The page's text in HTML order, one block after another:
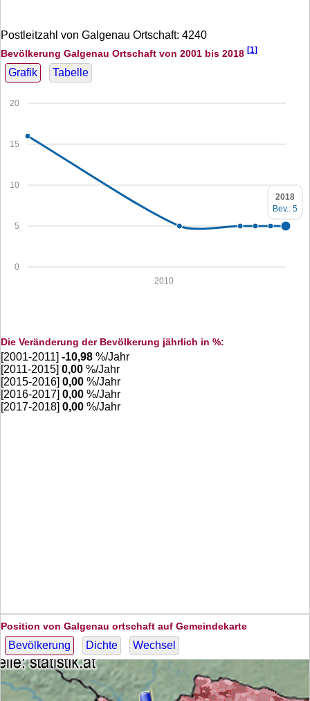
Postleitzahl von Galgenau Ortschaft: 4240
Bevölkerung Galgenau Ortschaft von 2001 bis 2018 [1]
Grafik Tabelle
0
5
10
15
20
2010
2018
Bev.: 5
Die Veränderung der Bevölkerung jährlich in %:
[2001-2011] -10,98 %/Jahr
[2011-2015] 0,00 %/Jahr
[2015-2016] 0,00 %/Jahr
[2016-2017] 0,00 %/Jahr
[2017-2018] 0,00 %/Jahr
Position von Galgenau ortschaft auf Gemeindekarte
Bevölkerung Dichte Wechsel